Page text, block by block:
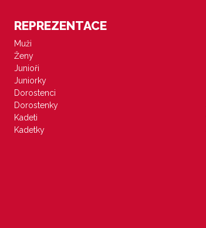
REPREZENTACE
Muži
Ženy
Junioři
Juniorky
Dorostenci
Dorostenky
Kadeti
Kadetky